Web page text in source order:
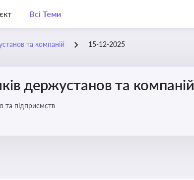
Всі Теми
та компаній 15-12-2025
держустанов та компаній
та підприємств